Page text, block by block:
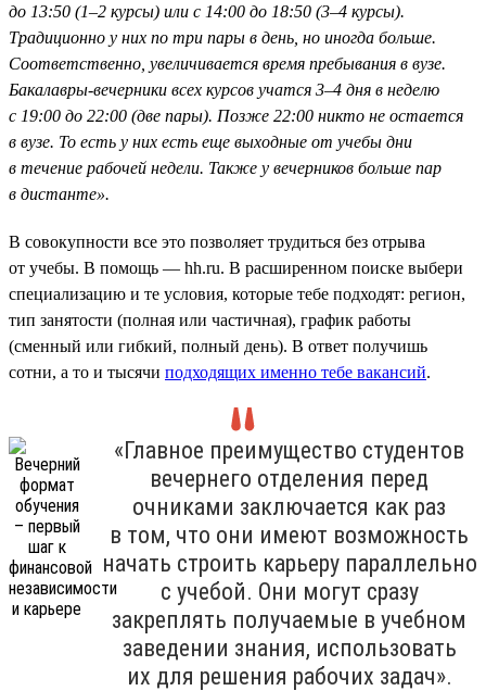
до 13:50 (1–2 курсы) или с 14:00 до 18:50 (3–4 курсы).
Традиционно у них по три пары в день, но иногда больше.
Соответственно, увеличивается время пребывания в вузе.
Бакалавры-вечерники всех курсов учатся 3–4 дня в неделю
с 19:00 до 22:00 (две пары). Позже 22:00 никто не остается
в вузе. То есть у них есть еще выходные от учебы дни
в течение рабочей недели. Также у вечерников больше пар
в дистанте».
В совокупности все это позволяет трудиться без отрыва
от учебы. В помощь — hh.ru. В расширенном поиске выбери
специализацию и те условия, которые тебе подходят: регион,
тип занятости (полная или частичная), график работы
(сменный или гибкий, полный день). В ответ получишь
сотни, а то и тысячи подходящих именно тебе вакансий.
«Главное преимущество студентов
вечернего отделения перед
очниками заключается как раз
в том, что они имеют возможность
начать строить карьеру параллельно
с учебой. Они могут сразу
закреплять получаемые в учебном
заведении знания, использовать
их для решения рабочих задач».